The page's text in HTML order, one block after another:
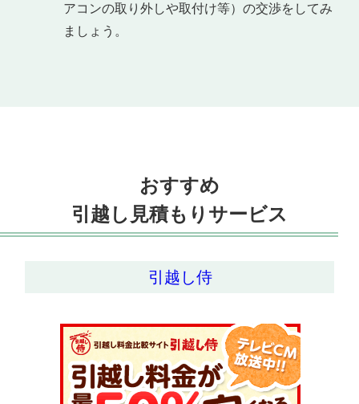
アコンの取り外しや取付け等）の交渉をしてみ
ましょう。
おすすめ
引越し見積もりサービス
引越し侍